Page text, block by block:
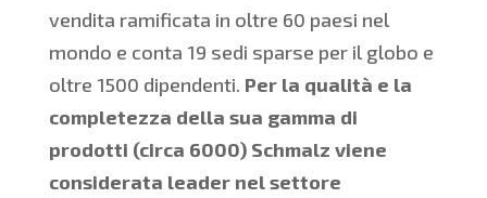
vendita ramificata in oltre 60 paesi nel
mondo e conta 19 sedi sparse per il globo e
oltre 1500 dipendenti. Per la qualità e la
completezza della sua gamma di
prodotti (circa 6000) Schmalz viene
considerata leader nel settore